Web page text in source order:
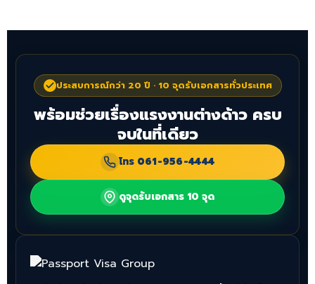
ประสบการณ์กว่า 20 ปี · 10 จุดรับเอกสารทั่วประเทศ
พร้อมช่วยเรื่องแรงงานต่างด้าว ครบ
จบในที่เดียว
โทร 061-956-4444
ดูจุดรับเอกสาร 10 จุด